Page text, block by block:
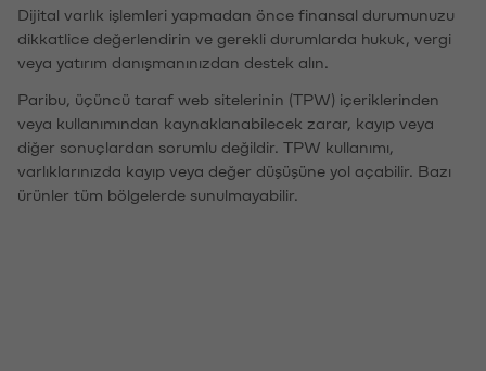
Dijital varlık işlemleri yapmadan önce finansal durumunuzu
dikkatlice değerlendirin ve gerekli durumlarda hukuk, vergi
veya yatırım danışmanınızdan destek alın.
Paribu, üçüncü taraf web sitelerinin (TPW) içeriklerinden
veya kullanımından kaynaklanabilecek zarar, kayıp veya
diğer sonuçlardan sorumlu değildir. TPW kullanımı,
varlıklarınızda kayıp veya değer düşüşüne yol açabilir. Bazı
ürünler tüm bölgelerde sunulmayabilir.